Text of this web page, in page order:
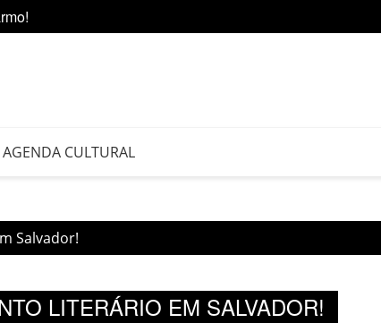
AGENDA CULTURAL
Salvador!
LITERÁRIO EM SALVADOR!